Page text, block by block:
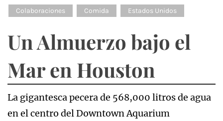
Colaboraciones Comida Estados Unidos
Un Almuerzo bajo el
Mar en Houston
La gigantesca pecera de 568,000 litros de agua
en el centro del Downtown Aquarium